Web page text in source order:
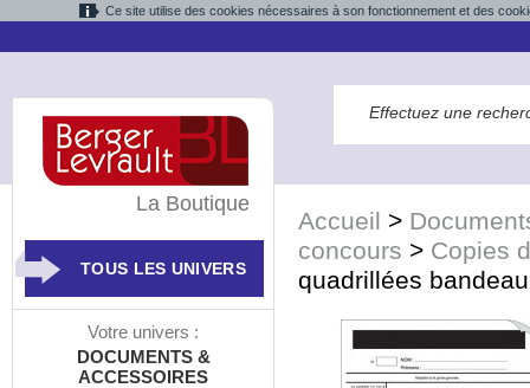
Ce site utilise des cookies nécessaires à son fonctionnement et des
Accueil >
concours > Copies
quadrillées
La Boutique
TOUS LES UNIVERS
Votre univers :
DOCUMENTS &
ACCESSOIRES